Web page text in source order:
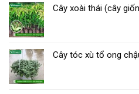
Cây xoài thái (cây
Cây tóc xù tổ ong